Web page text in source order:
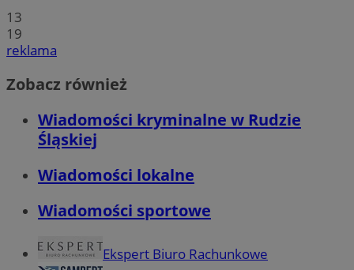
13
19
reklama
Zobacz również
Wiadomości kryminalne w Rudzie
Śląskiej
Wiadomości lokalne
Wiadomości sportowe
Ekspert Biuro Rachunkowe